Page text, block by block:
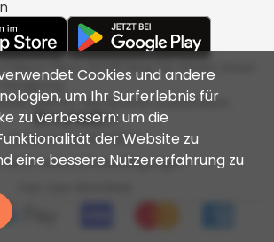
Plaza, NO:55 King Yip Street, Kwun
LIMITED. Alle Rechte vorbehalten.
Datenschutzrichtlinie
Geschäftsbedingungen
Cookies und andere
um Ihr Surferlebnis für
zu verbessern: um die
der Website zu
eine bessere Nutzererfahrung zu